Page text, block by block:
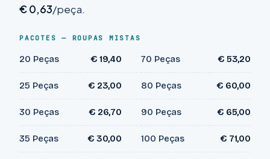
€ 0,63/peça.
PACOTES — ROUPAS MISTAS
20 Peças € 19,40 70 Peças € 53,20
25 Peças € 23,00 80 Peças € 60,00
30 Peças € 26,70 90 Peças € 65,00
35 Peças € 30,00 100 Peças € 71,00